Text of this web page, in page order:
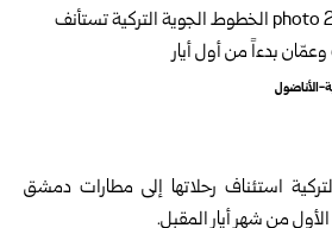
الأناضول
استئناف رحلاتها إلى مطارات دمشق
من شهر أيار المقبل.